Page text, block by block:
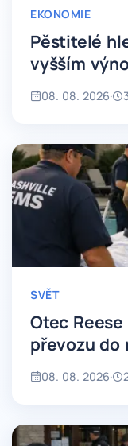
EKONOMIE
Pěstitelé
vyšším
08. 08. 2026·
SVĚT
Otec
převozu do
stabilní
08. 08. 2026·